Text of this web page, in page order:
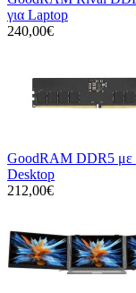
για Laptop
240,00€
GoodRAM DDR5 με
Desktop
212,00€